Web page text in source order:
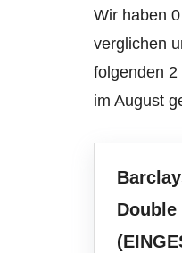
Wir haben
verglichen
folgenden
im August
Double